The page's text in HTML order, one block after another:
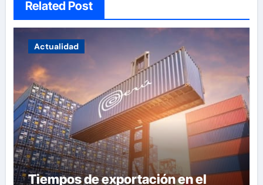
Related Post
Actualidad
Tiempos de exportación en el